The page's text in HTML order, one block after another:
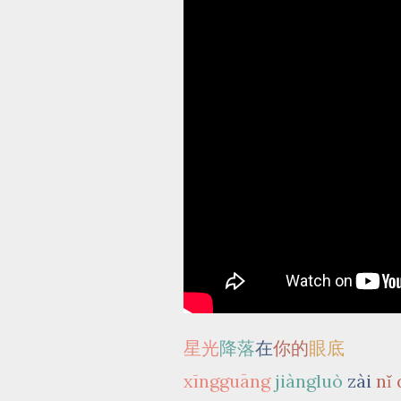
星光降落在你的眼底
xīngguāng jiàngluò zài nǐ